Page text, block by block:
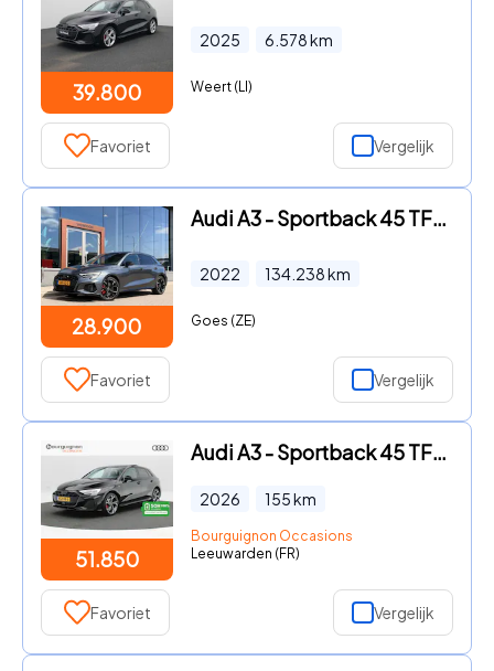
39.800
2025 6.578km
Weert (LI)
Favoriet Vergelijk
28.900
Audi A3 - Sportback 45 TFSI e S edition Competition | Matrix | Bang &
2022 134.238km
Goes (ZE)
Favoriet Vergelijk
51.850
Audi A3 - Sportback 45 TFSi e 272 Pk S-Line Competition | Stoelverwarm
2026 155km
Bourguignon Occasions
Leeuwarden (FR)
Favoriet Vergelijk